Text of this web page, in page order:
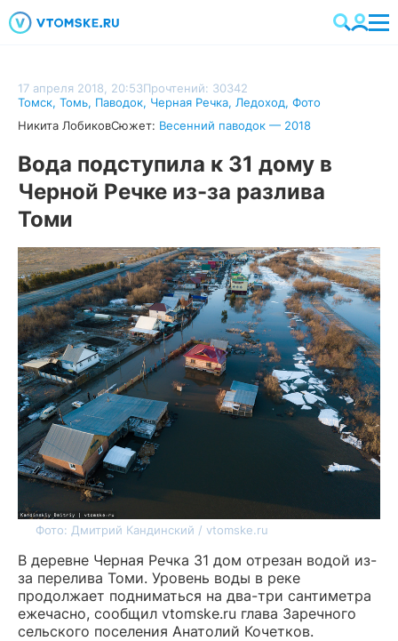
17 апреля 2018, 20:53Прочтений: 30342
Томск, Томь, Паводок, Черная Речка, Ледоход, Фото
Никита ЛобиковСюжет: Весенний паводок — 2018
Вода подступила к 31 дому в
Черной Речке из-за разлива
Томи
Фото: Дмитрий Кандинский / vtomske.ru
В деревне Черная Речка 31 дом отрезан водой из-
за перелива Томи. Уровень воды в реке
продолжает подниматься на два-три сантиметра
ежечасно, сообщил vtomske.ru глава Заречного
сельского поселения Анатолий Кочетков.